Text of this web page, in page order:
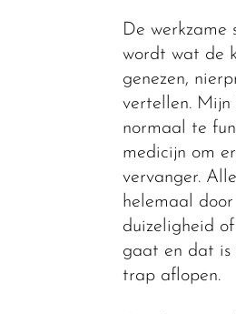
De
wordt wat de
genezen,
vertellen. Mijn
normaal te
medicijn om
vervanger.
helemaal
duizeligheid
gaat en dat is
trap aflopen.